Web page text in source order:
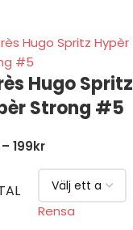
Hugo Spritz
Strong #5
– 199kr
Rensa